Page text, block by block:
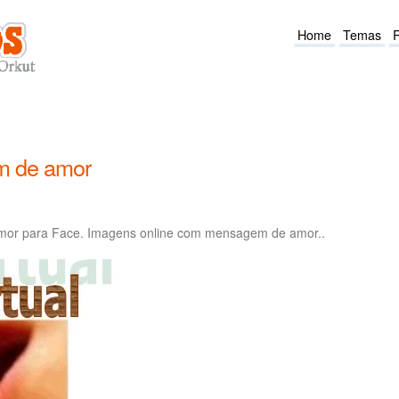
Home Temas
de amor
para Face. Imagens online com mensagem de amor..